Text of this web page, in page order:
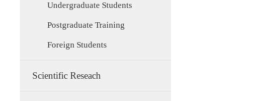
Undergraduate Students
Postgraduate Training
Foreign Students
Scientific Reseach